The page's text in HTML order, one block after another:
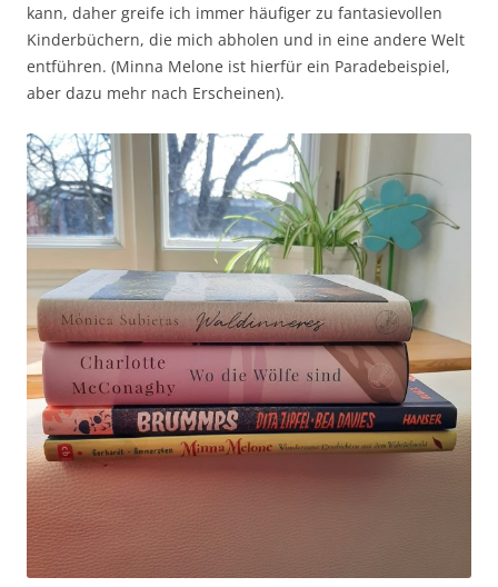
kann, daher greife ich immer häufiger zu fantasievollen
Kinderbüchern, die mich abholen und in eine andere Welt
entführen. (Minna Melone ist hierfür ein Paradebeispiel,
aber dazu mehr nach Erscheinen).